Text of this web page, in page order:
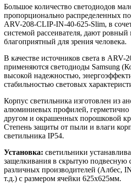
Большое количество светодиодов
пропорционально распределенных
ARV-208-CLIP-IN-40-625-Slim, в
системой рассеивателя, дают ровный
благоприятный для зрения человека.
В качестве источников света в
применяются светодиоды Samsung
высокой надежностью,
стабильностью световых
Корпус светильника изготовлен из
алюминиевых профилей, герметично
другом и окрашенных порошковой
Cтепень защиты от пыли и влаги
светильника IP54.
Установка: светильники
защелкивания в скрытую подвесную
различных производителей (Албес,
т.д.) с размером ячейки 625х625мм.